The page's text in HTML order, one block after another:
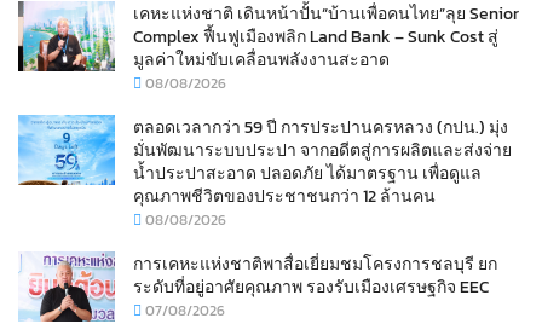
เคหะแห่งชาติ เดินหน้าปั้น“บ้านเพื่อคนไทย”ลุย Senior
Complex ฟื้นฟูเมืองพลิก Land Bank – Sunk Cost สู่
มูลค่าใหม่ขับเคลื่อนพลังงานสะอาด
08/08/2026
ตลอดเวลากว่า 59 ปี การประปานครหลวง (กปน.) มุ่ง
มั่นพัฒนาระบบประปา จากอดีตสู่การผลิตและส่งจ่าย
น้ำประปาสะอาด ปลอดภัย ได้มาตรฐาน เพื่อดูแล
คุณภาพชีวิตของประชาชนกว่า 12 ล้านคน
08/08/2026
การเคหะแห่งชาติพาสื่อเยี่ยมชมโครงการชลบุรี ยก
ระดับที่อยู่อาศัยคุณภาพ รองรับเมืองเศรษฐกิจ EEC
07/08/2026